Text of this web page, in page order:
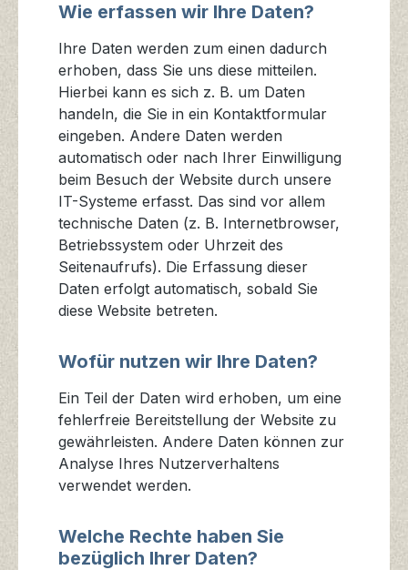
Wie erfassen wir Ihre Daten?
Ihre Daten werden zum einen dadurch
erhoben, dass Sie uns diese mitteilen.
Hierbei kann es sich z. B. um Daten
handeln, die Sie in ein Kontaktformular
eingeben. Andere Daten werden
automatisch oder nach Ihrer Einwilligung
beim Besuch der Website durch unsere
IT-Systeme erfasst. Das sind vor allem
technische Daten (z. B. Internetbrowser,
Betriebssystem oder Uhrzeit des
Seitenaufrufs). Die Erfassung dieser
Daten erfolgt automatisch, sobald Sie
diese Website betreten.
Wofür nutzen wir Ihre Daten?
Ein Teil der Daten wird erhoben, um eine
fehlerfreie Bereitstellung der Website zu
gewährleisten. Andere Daten können zur
Analyse Ihres Nutzerverhaltens
verwendet werden.
Welche Rechte haben Sie
bezüglich Ihrer Daten?